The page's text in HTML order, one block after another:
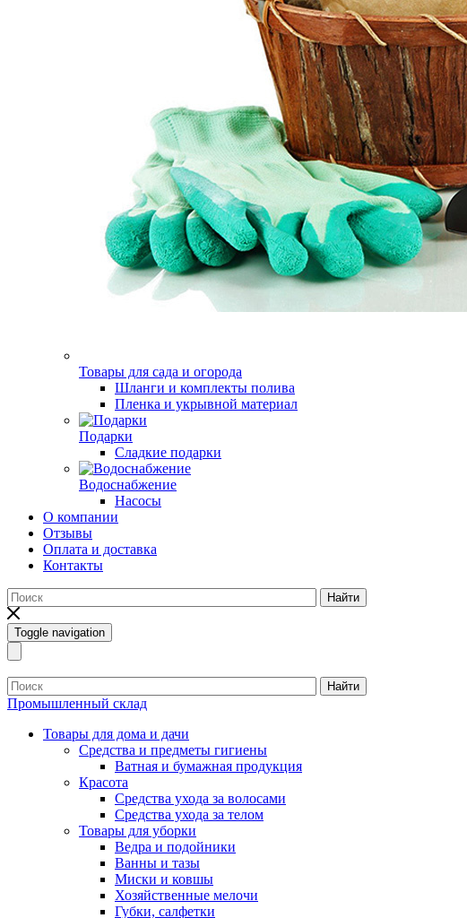
Товары для сада и огорода
Шланги и комплекты полива
Пленка и укрывной материал
Подарки
Cладкие подарки
Водоснабжение
Насосы
О компании
Отзывы
Оплата и доставка
Контакты
Найти
Toggle navigation
Найти
Промышленный склад
Товары для дома и дачи
Средства и предметы гигиены
Ватная и бумажная продукция
Красота
Средства ухода за волосами
Средства ухода за телом
Товары для уборки
Ведра и подойники
Ванны и тазы
Миски и ковшы
Хозяйственные мелочи
Губки, салфетки